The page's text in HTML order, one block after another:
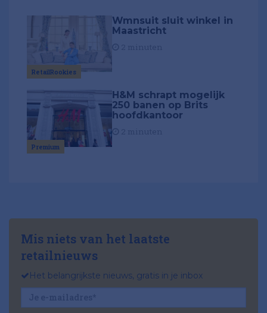
RetailRookies
Wmnsuit sluit winkel in
Maastricht
Premium
H&M schrapt mogelijk
250 banen op Brits
hoofdkantoor
Mis niets van het laatste
retailnieuws
Het belangrijkste nieuws, gratis in je inbox